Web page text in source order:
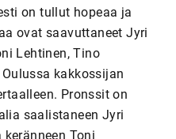
on tullut hopeaa ja
ovat saavuttaneet Jyri
Lehtinen, Tino
kakkossijan
Pronssit on
saalistaneen Jyri
Toni